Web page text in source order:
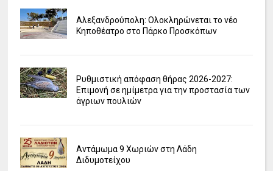
Αλεξανδρούπολη: Ολοκληρώνεται το νέο
Κηποθέατρο στο Πάρκο Προσκόπων
Ρυθμιστική απόφαση θήρας 2026-2027:
Επιμονή σε ημίμετρα για την προστασία των
άγριων πουλιών
Αντάμωμα 9 Χωριών στη Λάδη
Διδυμοτείχου